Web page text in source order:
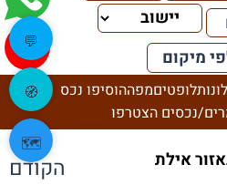
מיקום
לופטיםמפההוסיפו נכס
נכסים הצטרפו
הקודם
💬
🧭
🗺️